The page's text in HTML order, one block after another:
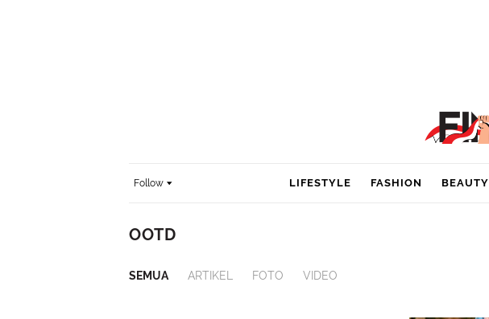
Follow LIFESTYLE FASHION BEAUTY
OOTD
SEMUA ARTIKEL FOTO VIDEO